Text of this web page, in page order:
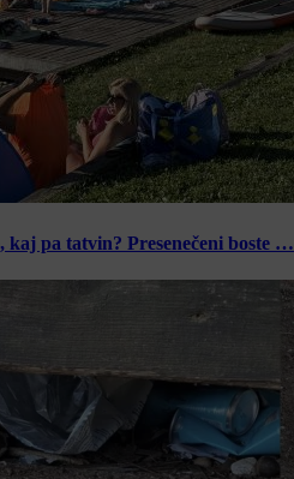
kaj pa tatvin? Presenečeni boste …